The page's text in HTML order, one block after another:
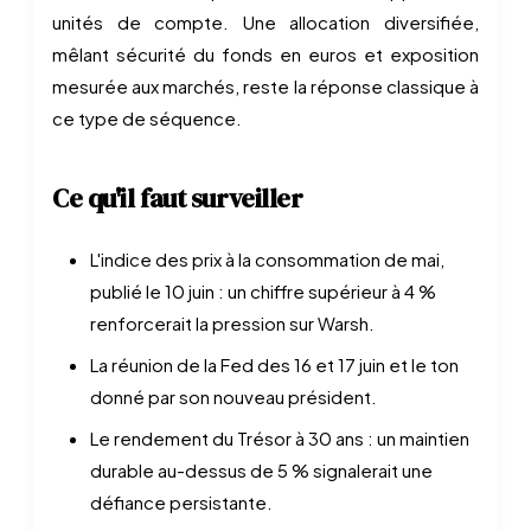
unités de compte. Une allocation diversifiée,
mêlant sécurité du fonds en euros et exposition
mesurée aux marchés, reste la réponse classique à
ce type de séquence.
Ce qu'il faut surveiller
L'indice des prix à la consommation de mai,
publié le 10 juin : un chiffre supérieur à 4 %
renforcerait la pression sur Warsh.
La réunion de la Fed des 16 et 17 juin et le ton
donné par son nouveau président.
Le rendement du Trésor à 30 ans : un maintien
durable au-dessus de 5 % signalerait une
défiance persistante.